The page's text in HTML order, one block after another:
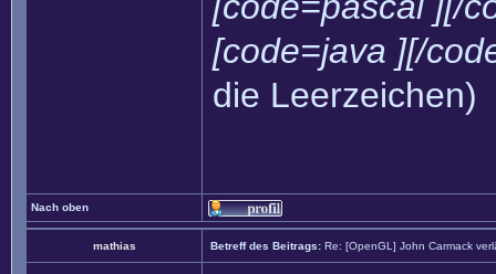
[code=java ][/
die Leerzeichen)
Nach oben
mathias Betreff des Beitrags: Re: [OpenGL] John Carmack